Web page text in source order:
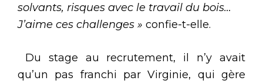
solvants, risques avec le travail du bois…
J’aime ces challenges » confie-t-elle.
Du stage au recrutement, il n’y avait
qu’un pas franchi par Virginie, qui gère